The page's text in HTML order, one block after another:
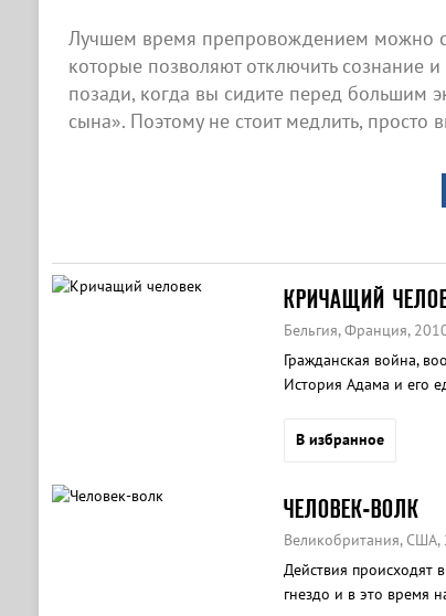
Лучшем время препровождением можно
которые позволяют отключить сознание
позади, когда вы сидите перед большим
сына». Поэтому не стоит медлить, просто
КРИЧАЩИЙ
Бельгия, Франция,
Гражданская война,
История Адама и его
В избранное
ЧЕЛОВЕК-ВОЛК
Великобритания, США,
Действия происходят
гнездо и в это время